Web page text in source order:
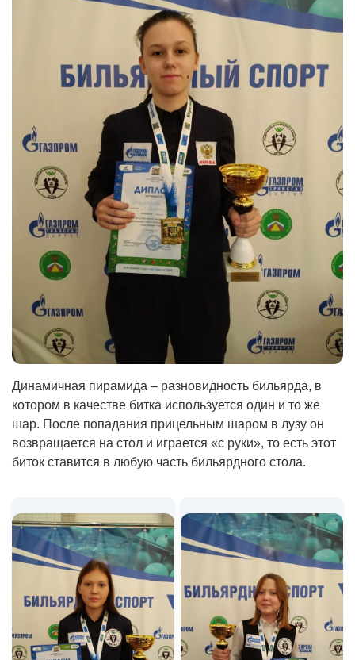
Динамичная пирамида – разновидность бильярда, в
котором в качестве битка используется один и то же
шар. После попадания прицельным шаром в лузу он
возвращается на стол и играется «с руки», то есть этот
биток ставится в любую часть бильярдного стола.